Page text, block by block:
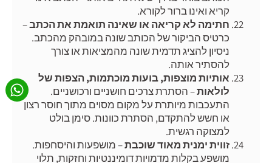
קריא ואינו ברור לקורא.
חתימה לא קריאה או שאינה תואמת את הכתב–
כרטיס הביקור של הכותב שונה במובהק מהכתב.
ניסיון להציג תדמית שונה מהמציאות או צורך
להסתיר אותה.
אותיות מוצפות, בועות מוכתמות, הצפות של
לולאות– הסתרת צרכים חושניים ורכושניים.
התעכבות מיותרת על מקום מסוים מתוך חוסר רצון
או חשש להתקדם, הסתרת כוונות. סימן בולט
למצוקה רגשית.
זווית ימנית מאוד שוכבת– מושפעות והיסחפות.
מושפע בקלות מדמויות דומיננטיות וחזקות, תלוי